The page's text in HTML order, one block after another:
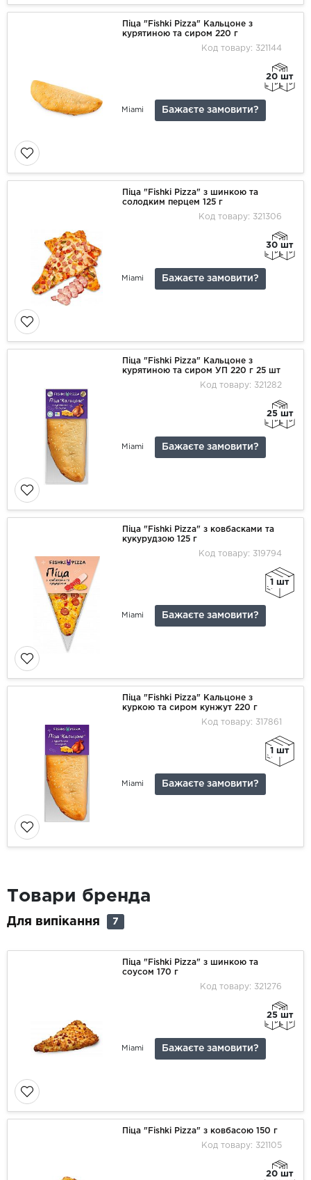
Піца "Fishki Pizza" Кальцоне з
курятиною та сиром 220 г
Код товару: 321144
20 шт
Miami Бажаєте замовити?
Піца "Fishki Pizza" з шинкою та
солодким перцем 125 г
Код товару: 321306
30 шт
Miami Бажаєте замовити?
Піца "Fishki Pizza" Кальцоне з
курятиною та сиром УП 220 г 25 шт
Код товару: 321282
25 шт
Miami Бажаєте замовити?
Піца "Fishki Pizza" з ковбасками та
кукурудзою 125 г
Код товару: 319794
1 шт
Miami Бажаєте замовити?
Піца "Fishki Pizza" Кальцоне з
куркою та сиром кунжут 220 г
Код товару: 317861
1 шт
Miami Бажаєте замовити?
Товари бренда
Для випікання 7
Піца "Fishki Pizza" з шинкою та
соусом 170 г
Код товару: 321276
25 шт
Miami Бажаєте замовити?
Піца "Fishki Pizza" з ковбасою 150 г
Код товару: 321105
20 шт